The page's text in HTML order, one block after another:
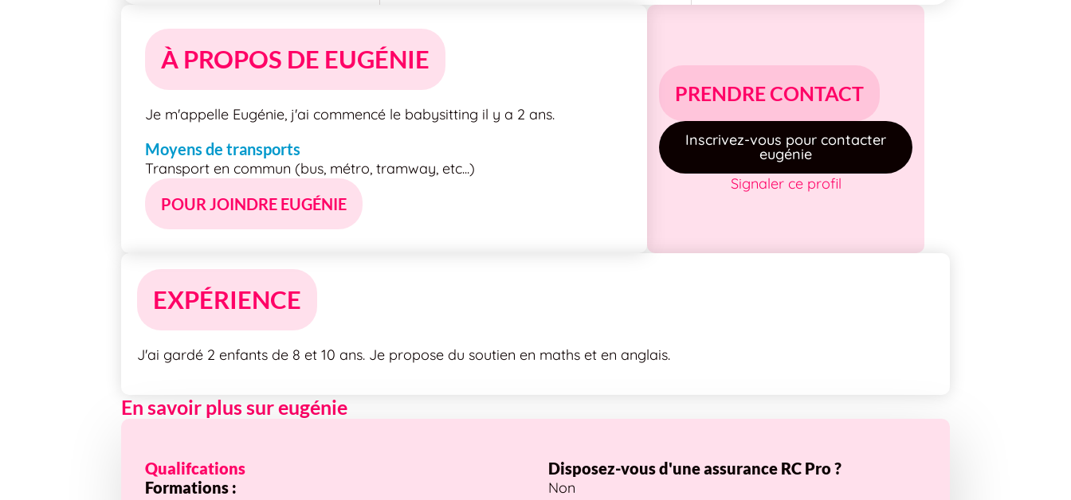
À PROPOS DE EUGÉNIE
Je m'appelle Eugénie, j'ai commencé le babysitting il y a 2 ans.
Moyens de transports
Transport en commun (bus, métro, tramway, etc...)
POUR JOINDRE EUGÉNIE
PRENDRE CONTACT
Inscrivez-vous pour contacter
eugénie
Signaler ce profil
EXPÉRIENCE
J'ai gardé 2 enfants de 8 et 10 ans. Je propose du soutien en maths et en anglais.
En savoir plus sur eugénie
Qualifcations
Formations :
Disposez-vous d'une assurance RC Pro ?
Non